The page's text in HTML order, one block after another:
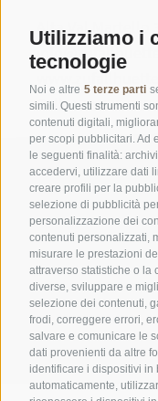
Utilizziamo i
tecnologie
Noi e altre 5 terze parti
simili. Questi strumenti
contenuti digitali,
per scopi pubblicitari. Ad
le seguenti finalità:
accedervi, utilizzare dati
creare profili per la
selezione di pubblicità
personalizzazione dei
contenuti personalizzati,
misurare le prestazioni
attraverso statistiche o la
diverse, sviluppare e
selezione dei contenuti,
frodi, correggere errori,
salvare e comunicare le
dati provenienti da altre
identificare i dispositivi in
automaticamente,
Alta Val Martello
Cell. +39 335 630
UFFICIO PER IL
SOCIAL MEDIA POLICY |
Preferenze Cookies